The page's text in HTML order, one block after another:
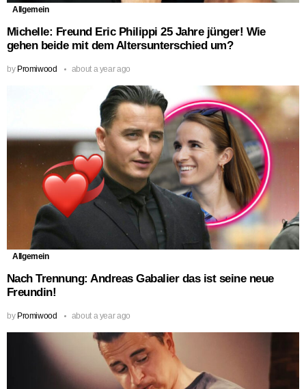
Allgemein
Michelle: Freund Eric Philippi 25 Jahre jünger! Wie
gehen beide mit dem Altersunterschied um?
by Promiwood about a year ago
Allgemein
Nach Trennung: Andreas Gabalier das ist seine neue
Freundin!
by Promiwood about a year ago